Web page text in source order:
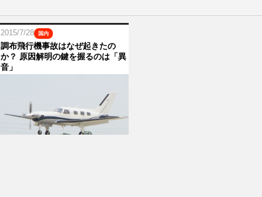
2015/7/28 国内
調布飛行機事故はなぜ起きたの
か？ 原因解明の鍵を握るのは「異
音」